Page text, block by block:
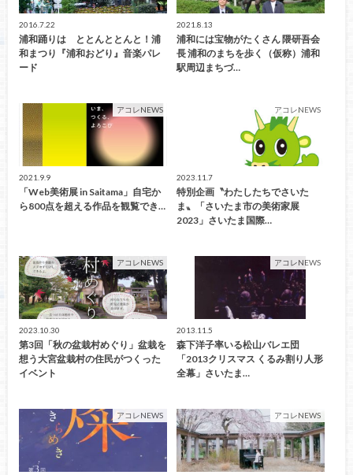
2016.7.22
浦和踊りは ととんととんと！浦
和まつり『浦和おどり』音楽パレ
ード
2021.8.13
浦和には宝物がたくさん 隈研吾会
長 浦和のまちを歩く（仮称）浦和
駅周辺まちづ…
アコレNEWS
2021.9.9
「Web美術展 in Saitama」自宅か
ら800点を超える作品を観覧でき…
アコレNEWS
2023.11.7
特別企画〝わたしたちでさいた
ま〟「さいたま市の美術家展
2023」さいたま国際…
アコレNEWS
2023.10.30
第3回「秋の盆栽村めぐり」盆栽を
想う大宮盆栽村の住民がつくった
イベント
アコレNEWS
2013.11.5
森下洋子率いる松山バレエ団
「2013クリスマス くるみ割り人形
全幕」さいたま…
アコレNEWS アコレNEWS